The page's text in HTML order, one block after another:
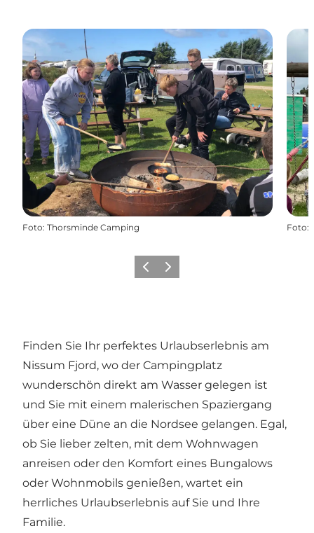
Foto: Thorsminde Camping Foto:
ZurückWeiter
Finden Sie Ihr perfektes Urlaubserlebnis am
Nissum Fjord, wo der Campingplatz
wunderschön direkt am Wasser gelegen ist
und Sie mit einem malerischen Spaziergang
über eine Düne an die Nordsee gelangen. Egal,
ob Sie lieber zelten, mit dem Wohnwagen
anreisen oder den Komfort eines Bungalows
oder Wohnmobils genießen, wartet ein
herrliches Urlaubserlebnis auf Sie und Ihre
Familie.